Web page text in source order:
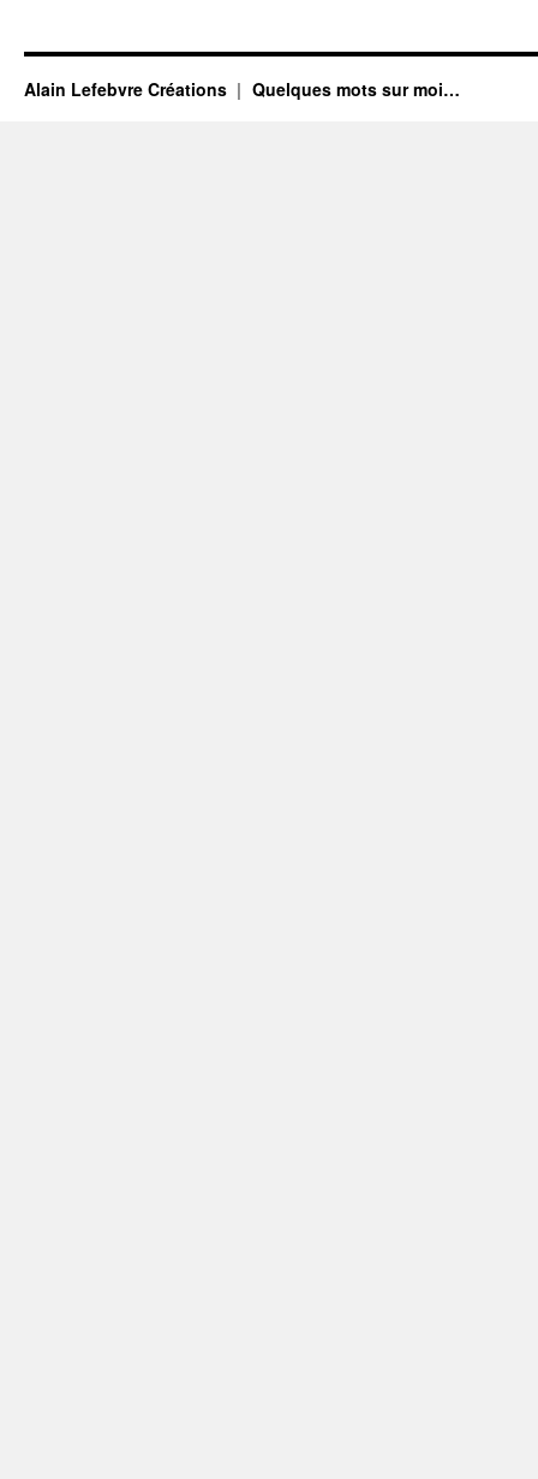
Alain Lefebvre Créations Quelques mots sur moi…